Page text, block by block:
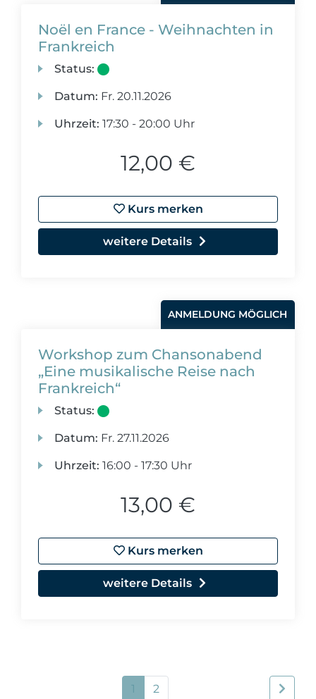
Noël en France - Weihnachten in
Frankreich
Status:
Datum: Fr. 20.11.2026
Uhrzeit: 17:30 - 20:00 Uhr
12,00 €
Kurs merken
weitere Details
ANMELDUNG MÖGLICH
Workshop zum Chansonabend
„Eine musikalische Reise nach
Frankreich“
Status:
Datum: Fr. 27.11.2026
Uhrzeit: 16:00 - 17:30 Uhr
13,00 €
Kurs merken
weitere Details
1 2